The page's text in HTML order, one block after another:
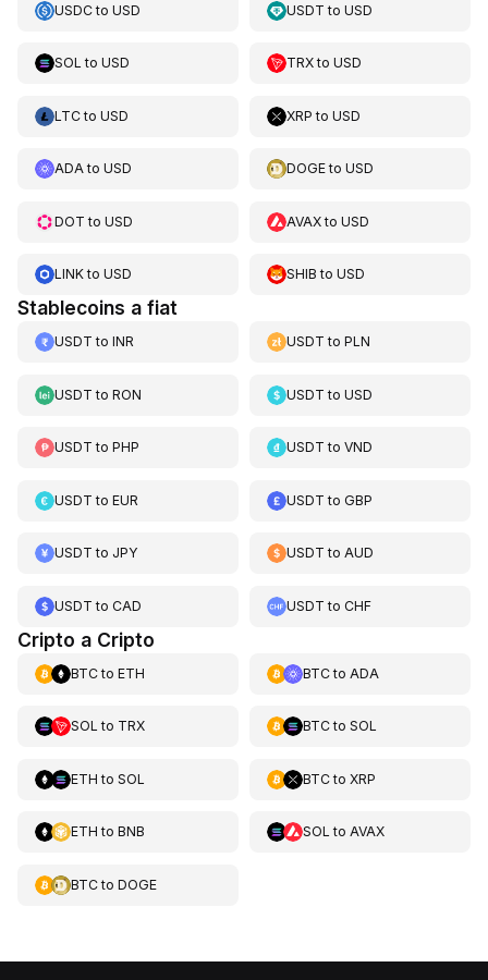
USDCto USD USDT toUSD
SOL to USD TRXtoUSD
LTCto USD XRP toUSD
ADAto USD DOGEtoUSD
DOT to USD AVAXtoUSD
LINKto USD SHIB toUSD
Stablecoins a fiat
USDT to INR USDT toPLN
USDT to RON USDT toUSD
USDT to PHP USDT toVND
USDT to EUR USDT toGBP
USDT to JPY USDT toAUD
USDT to CAD USDT toCHF
Cripto a Cripto
BTCto ETH BTCto ADA
SOL to TRX BTCto SOL
ETH to SOL BTCto XRP
ETH to BNB SOL to AVAX
BTCto DOGE